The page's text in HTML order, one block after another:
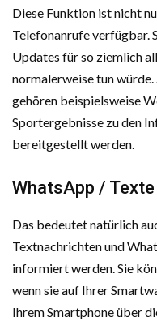
Diese Funktion ist nicht
Telefonanrufe verfügbar.
Updates für so ziemlich
normalerweise tun
gehören beispielsweise
Sportergebnisse zu den
bereitgestellt werden.
WhatsApp /
Das bedeutet natürlich
Textnachrichten und
informiert werden. Sie
wenn sie auf Ihrer
Ihrem Smartphone über